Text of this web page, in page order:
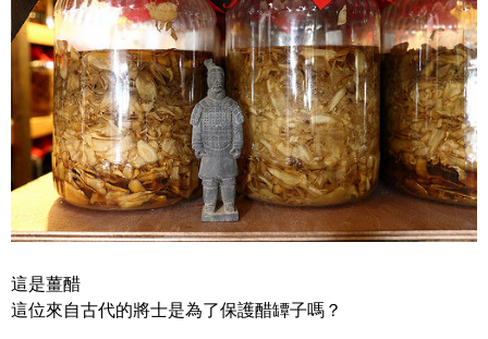
這是薑醋
這位來自古代的將士是為了保護醋罈子嗎？